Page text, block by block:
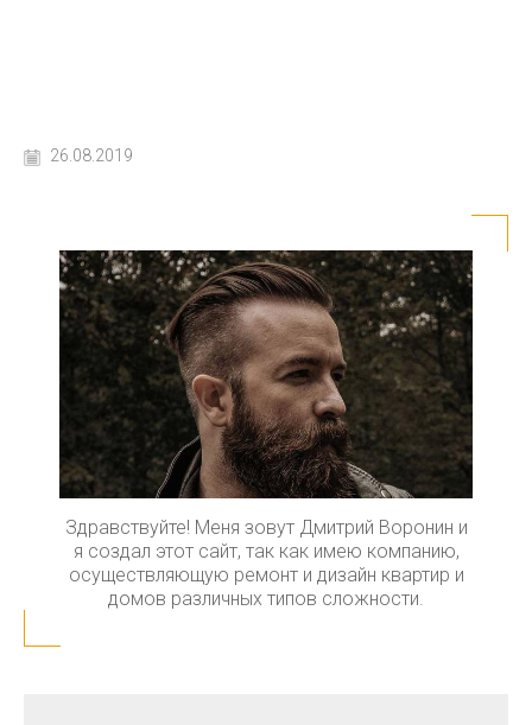
26.08.2019
Здравствуйте! Меня зовут Дмитрий Воронин и
я создал этот сайт, так как имею компанию,
осуществляющую ремонт и дизайн квартир и
домов различных типов сложности.